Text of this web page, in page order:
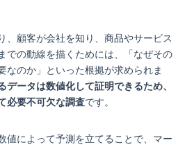
、顧客が会社を知り、商品やサービス
での動線を描くためには、「なぜその
なのか」といった根拠が求められま
データは数値化して証明できるため、
必要不可欠な調査です。
値によって予測を立てることで、マー